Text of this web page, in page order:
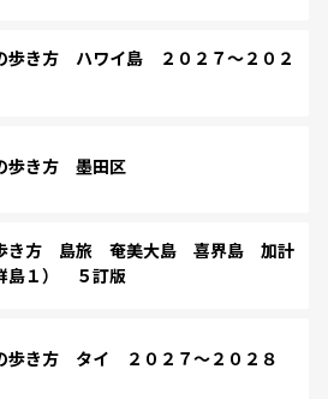
歩き方 ハワイ島 ２０２７～２０２
歩き方 墨田区
き方 島旅 奄美大島 喜界島 加計
島１） ５訂版
歩き方 タイ ２０２７～２０２８